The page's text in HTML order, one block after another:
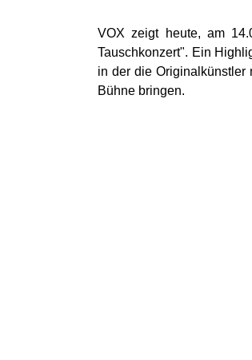
VOX zeigt heute, am
Tauschkonzert". Ein
in der die Originalkünstler
Bühne bringen.